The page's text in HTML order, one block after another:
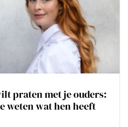
praten met je ouders:
weten wat hen heeft